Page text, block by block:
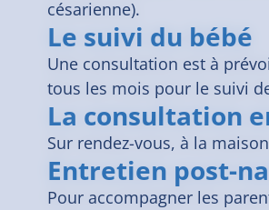
césarienne).
Le suivi du bébé
Une consultation est à
tous les mois pour le suivi
La consultation
Sur rendez-vous, à la
Entretien post-
Pour accompagner les